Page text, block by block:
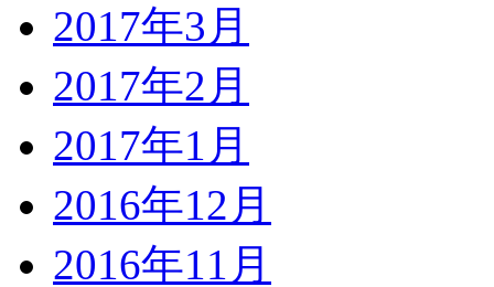
2017年3月
2017年2月
2017年1月
2016年12月
2016年11月